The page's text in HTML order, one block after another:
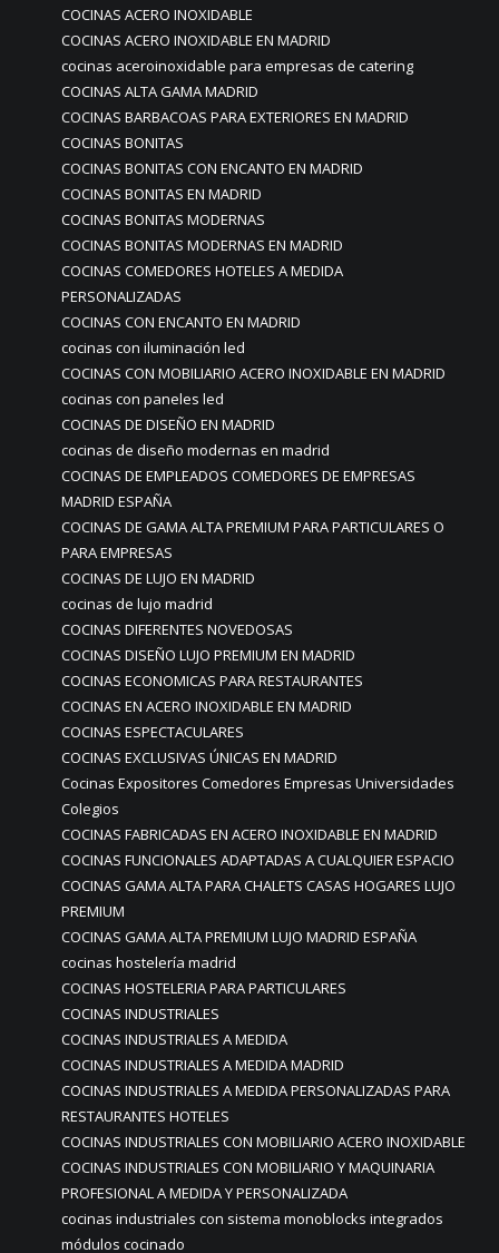
COCINAS ACERO INOXIDABLE
COCINAS ACERO INOXIDABLE EN MADRID
cocinas aceroinoxidable para empresas de catering
COCINAS ALTA GAMA MADRID
COCINAS BARBACOAS PARA EXTERIORES EN MADRID
COCINAS BONITAS
COCINAS BONITAS CON ENCANTO EN MADRID
COCINAS BONITAS EN MADRID
COCINAS BONITAS MODERNAS
COCINAS BONITAS MODERNAS EN MADRID
COCINAS COMEDORES HOTELES A MEDIDA
PERSONALIZADAS
COCINAS CON ENCANTO EN MADRID
cocinas con iluminación led
COCINAS CON MOBILIARIO ACERO INOXIDABLE EN MADRID
cocinas con paneles led
COCINAS DE DISEÑO EN MADRID
cocinas de diseño modernas en madrid
COCINAS DE EMPLEADOS COMEDORES DE EMPRESAS
MADRID ESPAÑA
COCINAS DE GAMA ALTA PREMIUM PARA PARTICULARES O
PARA EMPRESAS
COCINAS DE LUJO EN MADRID
cocinas de lujo madrid
COCINAS DIFERENTES NOVEDOSAS
COCINAS DISEÑO LUJO PREMIUM EN MADRID
COCINAS ECONOMICAS PARA RESTAURANTES
COCINAS EN ACERO INOXIDABLE EN MADRID
COCINAS ESPECTACULARES
COCINAS EXCLUSIVAS ÚNICAS EN MADRID
Cocinas Expositores Comedores Empresas Universidades
Colegios
COCINAS FABRICADAS EN ACERO INOXIDABLE EN MADRID
COCINAS FUNCIONALES ADAPTADAS A CUALQUIER ESPACIO
COCINAS GAMA ALTA PARA CHALETS CASAS HOGARES LUJO
PREMIUM
COCINAS GAMA ALTA PREMIUM LUJO MADRID ESPAÑA
cocinas hostelería madrid
COCINAS HOSTELERIA PARA PARTICULARES
COCINAS INDUSTRIALES
COCINAS INDUSTRIALES A MEDIDA
COCINAS INDUSTRIALES A MEDIDA MADRID
COCINAS INDUSTRIALES A MEDIDA PERSONALIZADAS PARA
RESTAURANTES HOTELES
COCINAS INDUSTRIALES CON MOBILIARIO ACERO INOXIDABLE
COCINAS INDUSTRIALES CON MOBILIARIO Y MAQUINARIA
PROFESIONAL A MEDIDA Y PERSONALIZADA
cocinas industriales con sistema monoblocks integrados
módulos cocinado